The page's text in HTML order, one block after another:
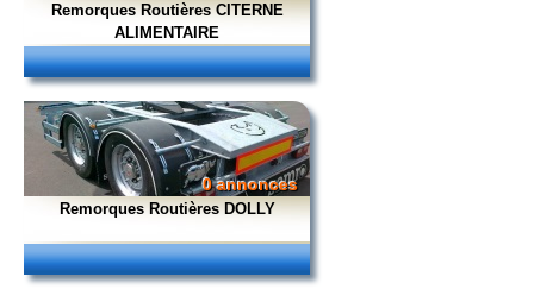
Remorques Routières CITERNE
ALIMENTAIRE
0 annonces
Remorques Routières DOLLY